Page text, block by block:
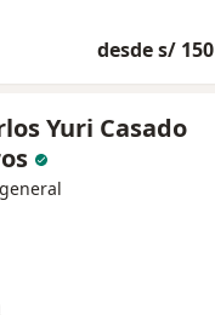
desde s/ 150
Yuri Casado